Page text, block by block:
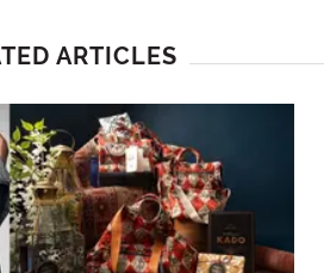
ARTICLES